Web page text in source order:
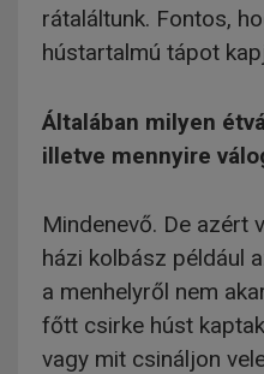
rátaláltunk. Fontos,
hústartalmú tápot
Általában milyen
illetve mennyire
Mindenevő. De azért
házi kolbász például
a menhelyről nem
főtt csirke húst
vagy mit csináljon